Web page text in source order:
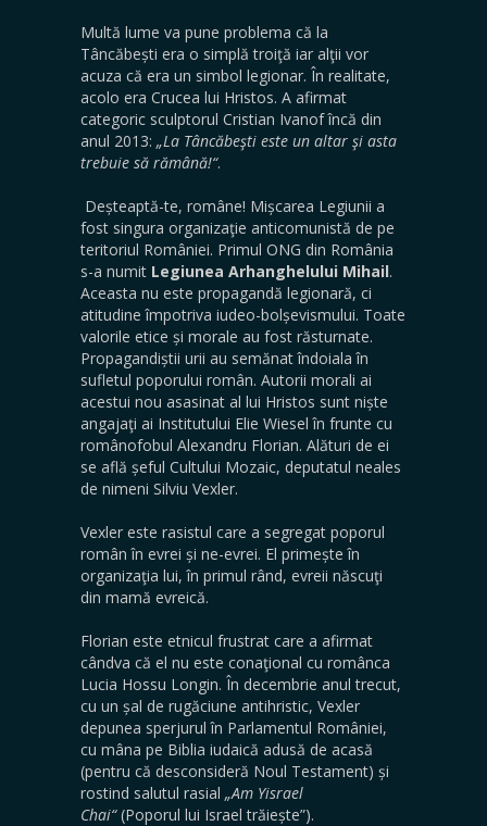
Multă lume va pune problema că la
Tâncăbești era o simplă troiţă iar alţii vor
acuza că era un simbol legionar. În realitate,
acolo era Crucea lui Hristos. A afirmat
categoric sculptorul Cristian Ivanof încă din
anul 2013: „La Tâncăbeşti este un altar şi asta
trebuie să rămână!“.
Deșteaptă-te, române! Mișcarea Legiunii a
fost singura organizaţie anticomunistă de pe
teritoriul României. Primul ONG din România
s-a numit Legiunea Arhanghelului Mihail.
Aceasta nu este propagandă legionară, ci
atitudine împotriva iudeo-bolșevismului. Toate
valorile etice și morale au fost răsturnate.
Propagandiștii urii au semănat îndoiala în
sufletul poporului român. Autorii morali ai
acestui nou asasinat al lui Hristos sunt niște
angajaţi ai Institutului Elie Wiesel în frunte cu
românofobul Alexandru Florian. Alături de ei
se află șeful Cultului Mozaic, deputatul neales
de nimeni Silviu Vexler.
Vexler este rasistul care a segregat poporul
român în evrei și ne-evrei. El primește în
organizaţia lui, în primul rând, evreii născuţi
din mamă evreică.
Florian este etnicul frustrat care a afirmat
cândva că el nu este conaţional cu românca
Lucia Hossu Longin. În decembrie anul trecut,
cu un șal de rugăciune antihristic, Vexler
depunea sperjurul în Parlamentul României,
cu mâna pe Biblia iudaică adusă de acasă
(pentru că desconsideră Noul Testament) și
rostind salutul rasial „Am Yisrael
Chai“(Poporul lui Israel trăiește”).